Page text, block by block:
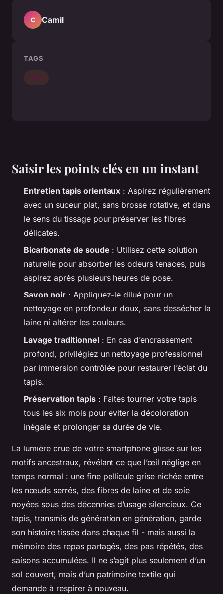
Saisir les points clés en un instant
Entretien tapis orientaux : Aspirez régulièrement
avec un suceur plat, sans brosse rotative, et dans
le sens du tissage pour préserver les fibres
délicates.
Bicarbonate de soude : Utilisez cette solution
naturelle pour absorber les odeurs tenaces, puis
aspirez après plusieurs heures de pose.
Savon noir : Appliquez-le dilué pour un
nettoyage en profondeur doux, sans dessécher la
laine ni altérer les couleurs.
Lavage traditionnel : En cas d’encrassement
profond, privilégiez un nettoyage professionnel
par immersion contrôlée pour restaurer l’éclat du
tapis.
Préservation tapis : Faites tourner votre tapis
tous les six mois pour éviter la décoloration
inégale et prolonger sa durée de vie.
La lumière crue de votre smartphone glisse sur les
motifs ancestraux, révélant ce que l’œil néglige en
temps normal : une fine pellicule grise nichée entre
les nœuds serrés, des fibres de laine et de soie
noyées sous des décennies d’usage silencieux. Ce
tapis, transmis de génération en génération, garde
son histoire tissée dans chaque fil - mais aussi la
mémoire des repas partagés, des pas répétés, des
saisons accumulées. Il ne s’agit plus seulement d’un
sol couvert, mais d’un patrimoine textile qui
demande à respirer à nouveau.
C Camil
TAGS
deco